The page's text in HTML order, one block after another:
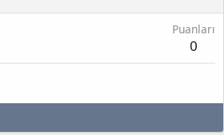
Puanları
0